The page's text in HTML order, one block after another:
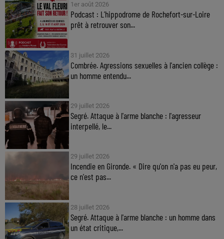
1er août 2026
Podcast : L’hippodrome de Rochefort-sur-Loire
prêt à retrouver son...
31 juillet 2026
Combrée. Agressions sexuelles à l'ancien collège :
un homme entendu...
29 juillet 2026
Segré. Attaque à l'arme blanche : l'agresseur
interpellé, le...
29 juillet 2026
Incendie en Gironde. « Dire qu'on n'a pas eu peur,
ce n'est pas...
28 juillet 2026
Segré. Attaque à l'arme blanche : un homme dans
un état critique,...